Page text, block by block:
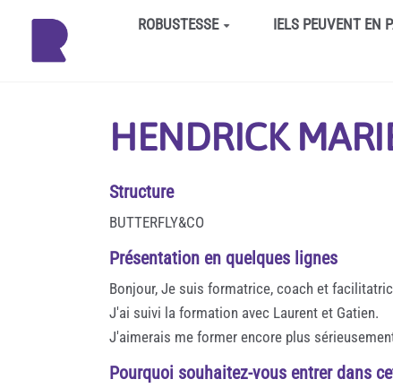
Aller au contenu principalROBUSTESSE IELS PEUVENT EN
HENDRICK
Structure
BUTTERFLY&CO
Présentation en quelques lignes
Bonjour, Je suis formatrice, coach et
J'ai suivi la formation avec Laurent et Gatien.
J'aimerais me former encore plus
Pourquoi souhaitez-vous entrer dans